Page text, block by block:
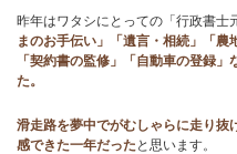
ブログ
昨年はワタシにとっての「行政書士
まのお手伝い」「遺言・相続」「農
「契約書の監修」「自動車の登録
た。
滑走路を夢中でがむしゃらに走り抜
感できた一年だった と思います。